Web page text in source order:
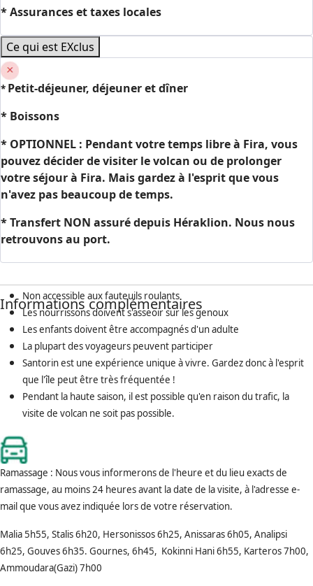
* Assurances et taxes locales
Ce qui est EXclus
* Petit-déjeuner, déjeuner et dîner
* Boissons
* OPTIONNEL : Pendant votre temps libre à Fira, vous
pouvez décider de visiter le volcan ou de prolonger
votre séjour à Fira. Mais gardez à l'esprit que vous
n'avez pas beaucoup de temps.
* Transfert NON assuré depuis Héraklion. Nous nous
retrouvons au port.
Informations complémentaires
Non accessible aux fauteuils roulants
Les nourrissons doivent s'asseoir sur les genoux
Les enfants doivent être accompagnés d'un adulte
La plupart des voyageurs peuvent participer
Santorin est une expérience unique à vivre. Gardez donc à l'esprit
que l'île peut être très fréquentée !
Pendant la haute saison, il est possible qu'en raison du trafic, la
visite de volcan ne soit pas possible.
Ramassage : Nous vous informerons de l'heure et du lieu exacts de
ramassage, au moins 24 heures avant la date de la visite, à l'adresse e-
mail que vous avez indiquée lors de votre réservation.
Malia 5h55, Stalis 6h20, Hersonissos 6h25, Anissaras 6h05, Analipsi
6h25, Gouves 6h35. Gournes, 6h45, Kokinni Hani 6h55, Karteros 7h00,
Ammoudara(Gazi) 7h00